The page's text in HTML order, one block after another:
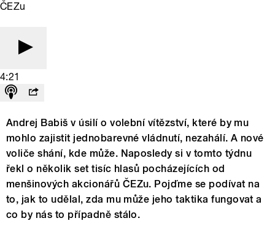
ČEZu
4:21
Andrej Babiš v úsilí o volební vítězství, které by mu
mohlo zajistit jednobarevné vládnutí, nezahálí. A nové
voliče shání, kde může. Naposledy si v tomto týdnu
řekl o několik set tisíc hlasů pocházejících od
menšinových akcionářů ČEZu. Pojďme se podívat na
to, jak to udělal, zda mu může jeho taktika fungovat a
co by nás to případně stálo.